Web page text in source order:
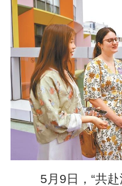
5月9日，“共